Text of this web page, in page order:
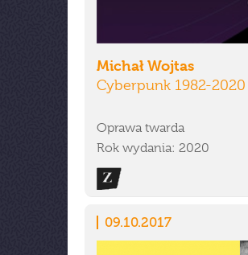
Michał Wojtas
Cyberpunk 1982-2020
Oprawa twarda
Rok wydania: 2020
09.10.2017